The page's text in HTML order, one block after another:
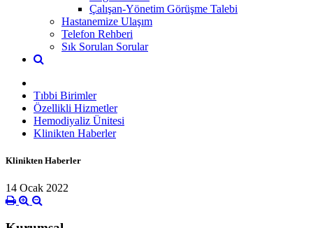
Çalışan-Yönetim Görüşme Talebi
Hastanemize Ulaşım
Telefon Rehberi
Sık Sorulan Sorular
Tıbbi Birimler
Özellikli Hizmetler
Hemodiyaliz Ünitesi
Klinikten Haberler
Klinikten Haberler
14 Ocak 2022